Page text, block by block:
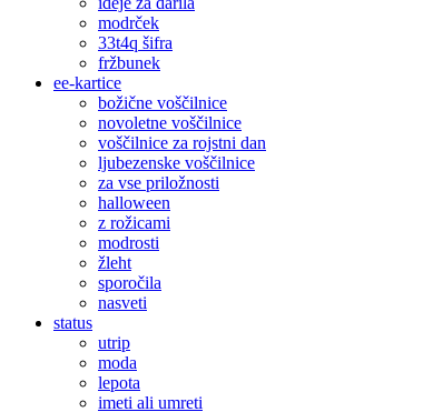
modrček
33t4q šifra
fržbunek
ee-kartice
božične voščilnice
novoletne voščilnice
voščilnice za rojstni dan
ljubezenske voščilnice
za vse priložnosti
halloween
z rožicami
modrosti
žleht
sporočila
nasveti
status
utrip
moda
lepota
imeti ali umreti